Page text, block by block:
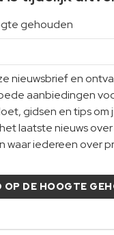
gehouden
nieuwsbrief en
aanbiedingen
gidsen en tips om
laatste nieuws over
waar iedereen over
OP DE HOOGTE